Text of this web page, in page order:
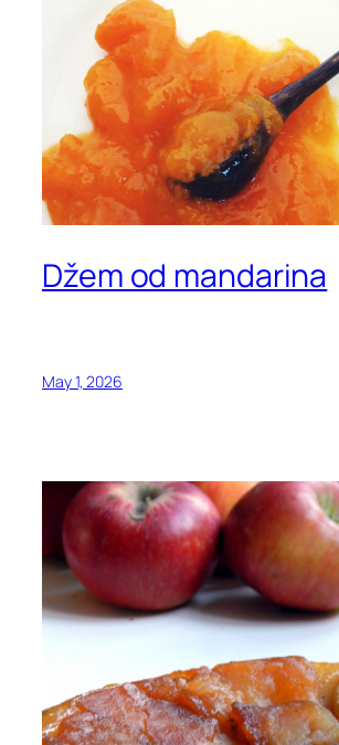
Džem od mandarina
May 1, 2026